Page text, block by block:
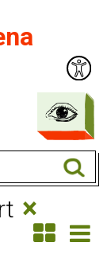
×